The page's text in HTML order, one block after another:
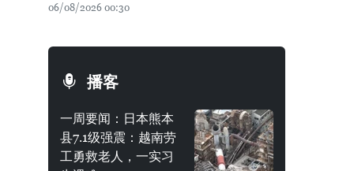
06/08/2026 00:30
播客
一周要闻：日本熊本
县7.1级强震：越南劳
工勇救老人，一实习